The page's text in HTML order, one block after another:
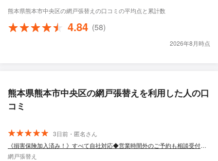
熊本県熊本市中央区の網戸張替えの口コミの平均点と累計数
4.84 (58)
2026年8月時点
熊本県熊本市中央区の網戸張替えを利用した人の口
コミ
3日前・匿名さん
《損害保険加入済み！》すべて自社対応◆営業時間外のご予約も相談受付中◆
網戸張替え